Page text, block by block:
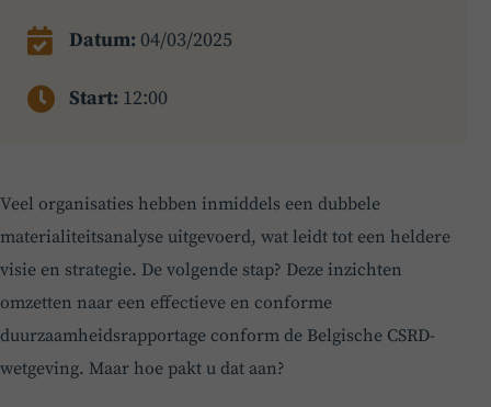
Datum: 04/03/2025
Start: 12:00
Veel organisaties hebben inmiddels een dubbele
materialiteitsanalyse uitgevoerd, wat leidt tot een heldere
visie en strategie. De volgende stap? Deze inzichten
omzetten naar een effectieve en conforme
duurzaamheidsrapportage conform de Belgische CSRD-
wetgeving. Maar hoe pakt u dat aan?
BoardBuddy
Hey! Heb je een vraag over goed bestuur? Stel